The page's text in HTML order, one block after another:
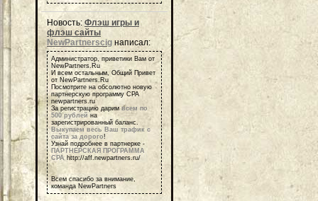
Новость: Флэш игры и
флэш сайты
NewPartnerscig написал:
Администратор, приветики Вам от
NewPartners.Ru
И всем остальным, Общий Привет
от NewPartners.Ru
Посмотрите на обсолютно новую
партнерскую программу СРА
newpartners.ru
За регистрацию дарим всем по
500 рублей на
зарегистрированный баланс.
Выкупаем весь Ваш трафик с
сайта за дорого!
Узнай подробнее в партнерке -
ПАРТНЕРСКАЯ ПРОГРАММА
СРА http://aff.newpartners.ru/
Всем спасибо за внимание,
команда NewPartners